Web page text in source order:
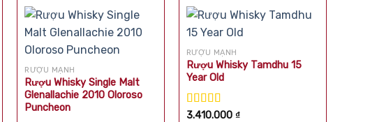
RƯỢU MẠNH
Rượu Whisky Single Malt
Glenallachie 2010 Oloroso
Puncheon
RƯỢU MẠNH
Rượu Whisky Tamdhu 15
Year Old
Được xếp
3.410.000 ₫